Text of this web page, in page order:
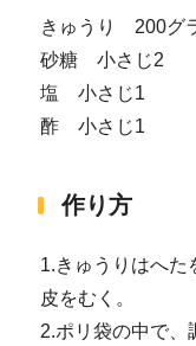
きゅうり 200グ
砂糖 小さじ2
塩 小さじ1
酢 小さじ1
作り方
1.きゅうりはへた
皮をむく。
2.ポリ袋の中で、